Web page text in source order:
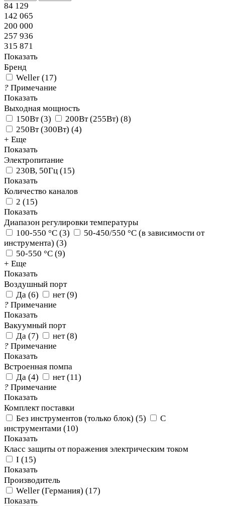
84 129
142 065
200 000
257 936
315 871
Показать
Бренд
Weller (17)
? Примечание
Показать
Выходная мощность
150Вт(3) 200Вт (255Вт) (8)
250Вт (300Вт) (4)
+ Еще
Показать
Электропитание
230В, 50Гц (15)
Показать
Количество каналов
2 (15)
Показать
Диапазон регулировки температуры
100-550 °C (3)
50-450/550 °C (в зависимости от
инструмента) (3)
50-550 °C (9)
+ Еще
Показать
Воздушный порт
Да (6) нет(9)
? Примечание
Показать
Вакуумный порт
Да (7) нет(8)
? Примечание
Показать
Встроенная помпа
Да (4) нет(11)
? Примечание
Показать
Комплект поставки
Без инструментов (только блок) (5)
С
инструментами (10)
Показать
Класс защиты от поражения электрическим током
I (15)
Показать
Производитель
Weller (Германия) (17)
Показать